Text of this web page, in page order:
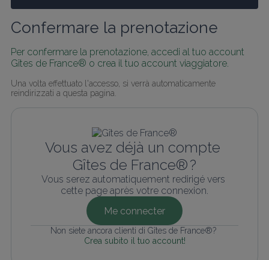
Confermare la prenotazione
Per confermare la prenotazione, accedi al tuo account
Gîtes de France® o crea il tuo account viaggiatore.
Una volta effettuato l'accesso, si verrà automaticamente
reindirizzati a questa pagina.
Vous avez déjà un compte
Gîtes de France® ?
Vous serez automatiquement redirigé vers
cette page après votre connexion.
Me connecter
Non siete ancora clienti di Gîtes de France®?
Crea subito il tuo account!